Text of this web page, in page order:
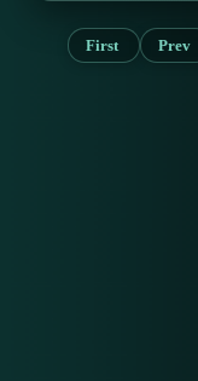
First Prev